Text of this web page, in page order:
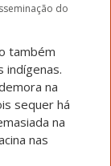
do
também
indígenas.
na
sequer há
na
nas